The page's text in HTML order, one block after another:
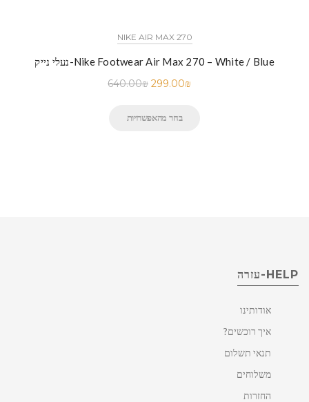
NIKE AIR MAX 270
נעלי נייק-Nike Footwear Air Max 270 – White / Blue
640.00₪ 299.00₪
בחר מהאפשרויות
HELP-עזרה
אודותינו
איך רוכשים?
תנאי תשלום
משלוחים
החזרות